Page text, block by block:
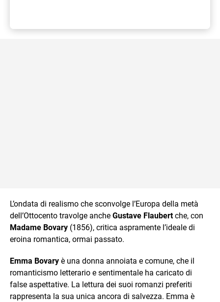
L’ondata di realismo che sconvolge l’Europa della metà
dell’Ottocento travolge anche Gustave Flaubertche, con
Madame Bovary (1856), critica aspramente l’ideale di
eroina romantica, ormai passato.
Emma Bovary è una donna annoiata e comune, che il
romanticismo letterario e sentimentale ha caricato di
false aspettative. La lettura dei suoi romanzi preferiti
rappresenta la sua unica ancora di salvezza. Emma è